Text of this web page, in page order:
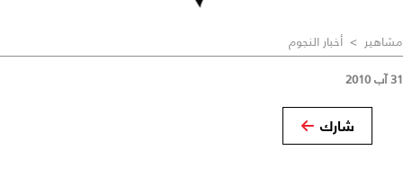
مشاهير > أخبار النجوم
31 آب 2010
شارك